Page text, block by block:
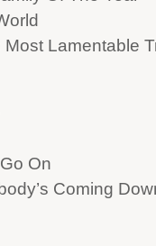
Lamentable
On
Coming